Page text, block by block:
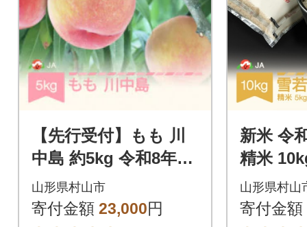
【先行受付】もも 川
中島 約5kg 令和8年産
【8月中旬～9月上旬頃
発送予定】
山形県村山市
寄付金額 23,000円
新米 令
精米
山形県村山
寄付金額